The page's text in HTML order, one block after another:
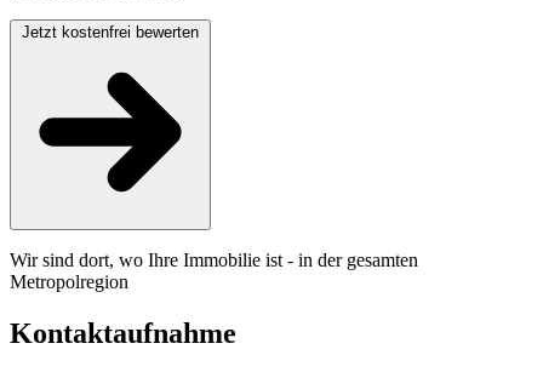
Wir sind dort, wo Ihre Immobilie ist - in der gesamten
Metropolregion
Kontaktaufnahme